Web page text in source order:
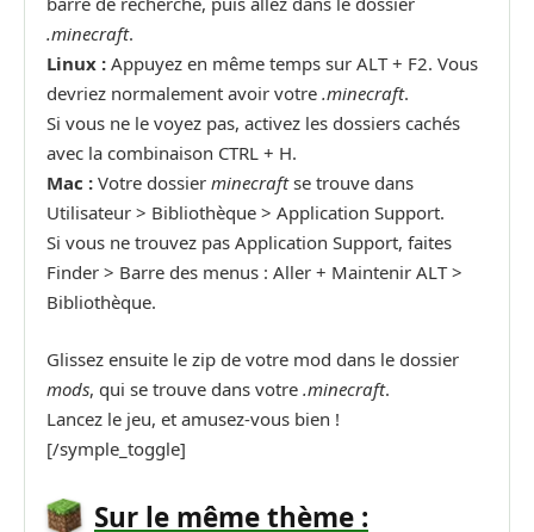
.minecraft.
Linux : Appuyez en même temps sur ALT + F2. Vous
devriez normalement avoir votre .minecraft.
Si vous ne le voyez pas, activez les dossiers cachés
avec la combinaison CTRL + H.
Mac : Votre dossier minecraftse trouve dans
Utilisateur > Bibliothèque > Application Support.
Si vous ne trouvez pas Application Support, faites
Finder > Barre des menus : Aller + Maintenir ALT >
Bibliothèque.
Glissez ensuite le zip de votre mod dans le dossier
mods, qui se trouve dans votre .minecraft.
Lancez le jeu, et amusez-vous bien !
[/symple_toggle]
Sur le même thème :